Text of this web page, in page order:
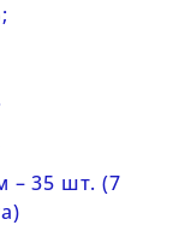
– 35 шт. (7